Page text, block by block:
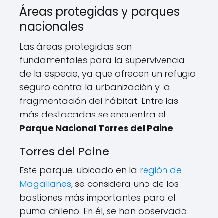
Áreas protegidas y parques
nacionales
Las áreas protegidas son
fundamentales para la supervivencia
de la especie, ya que ofrecen un refugio
seguro contra la urbanización y la
fragmentación del hábitat. Entre las
más destacadas se encuentra el
Parque Nacional Torres del Paine.
Torres del Paine
Este parque, ubicado en la región de
Magallanes, se considera uno de los
bastiones más importantes para el
puma chileno. En él, se han observado